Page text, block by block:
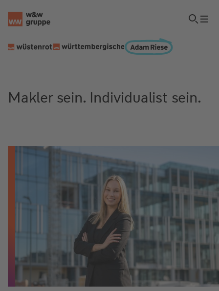
Makler sein. Individualist sein.